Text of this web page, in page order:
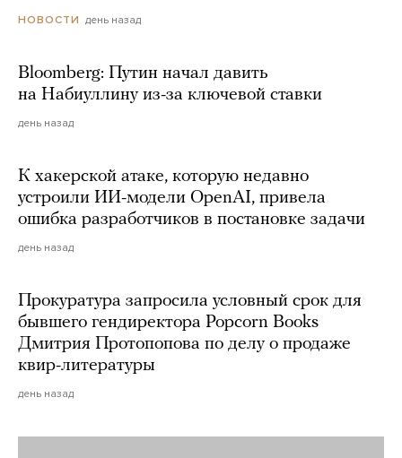
НОВОСТИ день назад
Bloomberg: Путин начал давить
на Набиуллину из-за ключевой ставки
день назад
К хакерской атаке, которую недавно
устроили ИИ-модели OpenAI, привела
ошибка разработчиков в постановке задачи
день назад
Прокуратура запросила условный срок для
бывшего гендиректора Popcorn Books
Дмитрия Протопопова по делу о продаже
квир-литературы
день назад